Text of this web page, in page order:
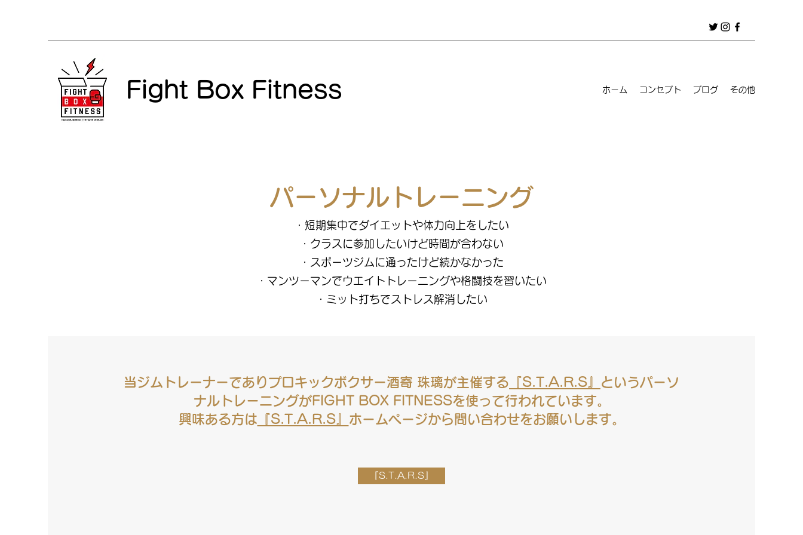
Fight Box Fitness ホーム コンセプト ブログ その他
パーソナルトレーニング
・短期集中でダイエットや体力向上をしたい
・クラスに参加したいけど時間が合わない
・スポーツジムに通ったけど続かなかった
・マンツーマンでウエイトトレーニングや格闘技を習いたい
・ミット打ちでストレス解消したい
当ジムトレーナーでありプロキックボクサー酒寄 珠璃が主催する ​『S.T.A.R.S』 というパーソ
ナルトレーニングがFIGHT BOX FITNESSを使って行われています。
興味ある方は ​『S.T.A.R.S』 ​ホームページから問い合わせをお願いします。
​『S.T.A.R.S』